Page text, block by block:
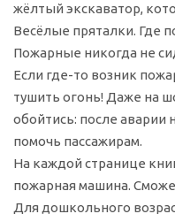
жёлтый экскаватор,
Весёлые пряталки. Где
Пожарные никогда не
Если где-то возник
тушить огонь! Даже на
обойтись: после аварии
помочь пассажирам.
На каждой странице
пожарная машина.
Для дошкольного